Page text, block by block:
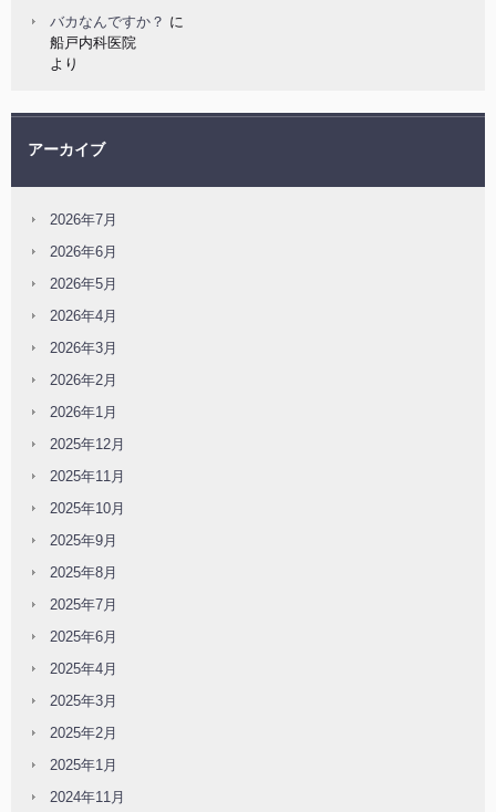
バカなんですか？ に
船戸内科医院
より
アーカイブ
2026年7月
2026年6月
2026年5月
2026年4月
2026年3月
2026年2月
2026年1月
2025年12月
2025年11月
2025年10月
2025年9月
2025年8月
2025年7月
2025年6月
2025年4月
2025年3月
2025年2月
2025年1月
2024年11月